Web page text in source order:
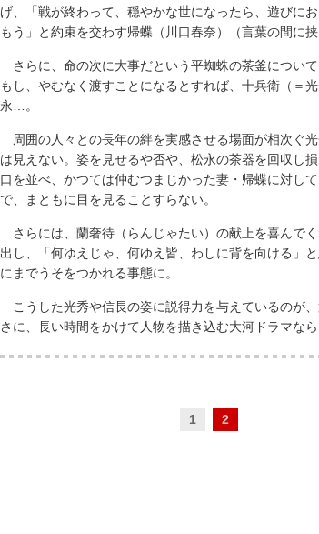
げ、「戦が終わって、穏やかな世になったら、遊びに
もう」と約束を交わす帰蝶（川口春奈）（言葉の間に
さらに、命の次に大事だという平蜘蛛の茶釜につい
もし、やむなく渡すことになるとすれば、十兵衛（＝
永…。
周囲の人々との長年の絆を実感させる場面が相次ぐ
は見えない。姿を見せるや否や、松永の茶器を回収し
口を並べ、かつては仲むつまじかった妻・帰蝶に対し
で、まともに目を見ることすらない。
さらには、蘭奢待（らんじゃたい）の献上を喜んで
出し、「何ゆえじゃ、何ゆえ皆、わしに背を向ける」
にまでうそをつかれる事態に。
こうした光秀や信長の姿に説得力を与えているのが
さに、長い時間をかけて人物を描き込む大河ドラマな
1 2